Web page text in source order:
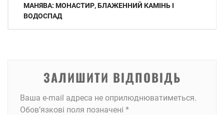
записів
МАНЯВА: МОНАСТИР, БЛАЖЕННИЙ КАМІНЬ І
ВОДОСПАД
ЗАЛИШИТИ ВІДПОВІДЬ
Ваша e-mail адреса не оприлюднюватиметься.
Обов’язкові поля позначені *